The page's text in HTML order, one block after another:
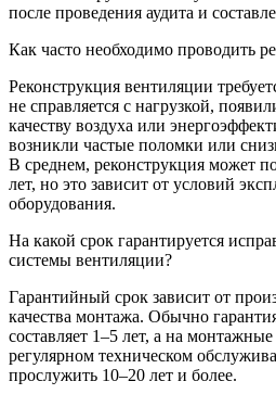
после проведения аудита и
Как часто необходимо проводить
Реконструкция вентиляции
не справляется с нагрузкой,
качеству воздуха или
возникли частые поломки или
В среднем, реконструкция может
лет, но это зависит от условий
оборудования.
На какой срок гарантируется
системы вентиляции?
Гарантийный срок зависит от
качества монтажа. Обычно
составляет 1–5 лет, а на
регулярном техническом
прослужить 10–20 лет и более.